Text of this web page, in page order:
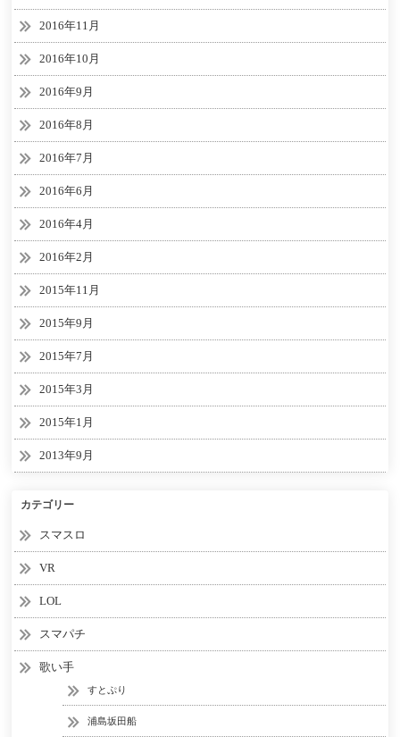
2016年11月
2016年10月
2016年9月
2016年8月
2016年7月
2016年6月
2016年4月
2016年2月
2015年11月
2015年9月
2015年7月
2015年3月
2015年1月
2013年9月
カテゴリー
スマスロ
VR
LOL
スマパチ
歌い手
すとぷり
浦島坂田船